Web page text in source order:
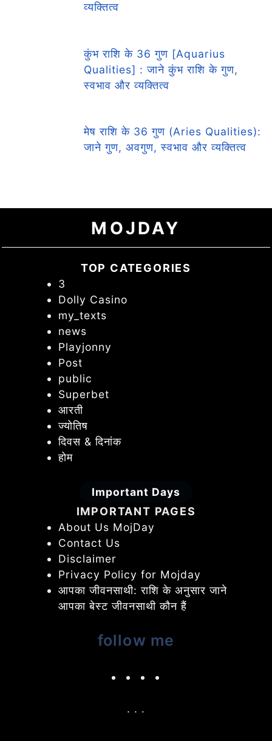
व्यक्तित्व
कुंभ राशि के 36 गुण [Aquarius
Qualities] : जाने कुंभ राशि के गुण,
स्वभाव और व्यक्तित्व
मेष राशि के 36 गुण (Aries Qualities):
जाने गुण, अवगुण, स्वभाव और व्यक्तित्व
MOJDAY
TOP CATEGORIES
3
Dolly Casino
my_texts
news
Playjonny
Post
public
Superbet
आरती
ज्योतिष
दिवस & दिनांक
होम
Important Days
IMPORTANT PAGES
About Us MojDay
Contact Us
Disclaimer
Privacy Policy for Mojday
आपका जीवनसाथी: राशि के अनुसार जाने
आपका बेस्ट जीवनसाथी कौन हैं
follow me
. . .